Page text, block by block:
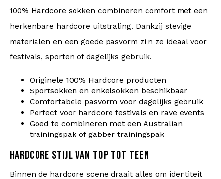
100% Hardcore sokken combineren comfort met een
herkenbare hardcore uitstraling. Dankzij stevige
materialen en een goede pasvorm zijn ze ideaal voor
festivals, sporten of dagelijks gebruik.
Originele 100% Hardcore producten
Sportsokken en enkelsokken beschikbaar
Comfortabele pasvorm voor dagelijks gebruik
Perfect voor hardcore festivals en rave events
Goed te combineren met een Australian
trainingspak of gabber trainingspak
HARDCORE STIJL VAN TOP TOT TEEN
Binnen de hardcore scene draait alles om identiteit